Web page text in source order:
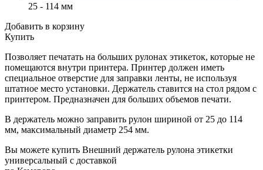
25 - 114 мм
Добавить в корзину
Купить
Позволяет печатать на больших рулонах этикеток, которые не
помещаются внутри принтера. Принтер должен иметь
специальное отверстие для заправки ленты, не используя
штатное место установки. Держатель ставится на стол рядом с
принтером. Предназначен для больших объемов печати.
В держатель можно заправить рулон шириной от 25 до 114
мм, максимальный диаметр 254 мм.
Вы можете купить Внешний держатель рулона этикетки
универсальный с доставкой